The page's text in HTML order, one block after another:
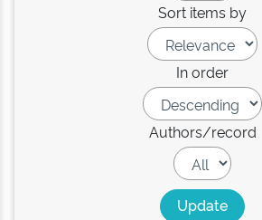
Sort items by
In order
Authors/record